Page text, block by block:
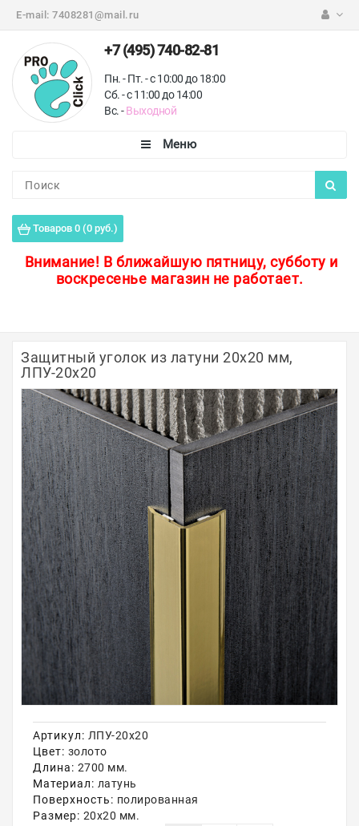
E-mail: 7408281@mail.ru
+7 (495) 740-82-81
Пн. - Пт. - с 10:00 до 18:00
Сб. - с 11:00 до 14:00
Вс. -Выходной
Товаров 0 (0 руб.)
Внимание! В ближайшую пятницу, субботу и
воскресенье магазин не работает.
Пороги для пола
Защитные уголки
Полосы из металла
Плинтуса
Профили для стекла и SPC
Обводы для труб
Алюминиевые профили
Крепёж и крепления
Садовая мебель
Оплата
Доставка
Самовывоз
Акции
Защитный уголок из латуни 20х20 мм,
ЛПУ-20х20
Артикул: ЛПУ-20х20
Цвет: золото
Длина: 2700 мм.
Материал: латунь
Поверхность: полированная
Размер: 20х20 мм.